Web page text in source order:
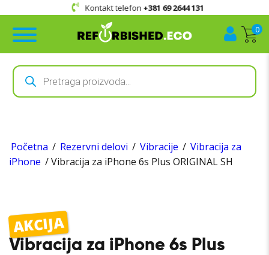
Kontakt telefon+381 69 2644 131
0
Products
search
Početna / Rezervni delovi / Vibracije / Vibracija za
iPhone / Vibracija za iPhone 6s Plus ORIGINAL SH
AKCIJA
Vibracija za iPhone 6s Plus